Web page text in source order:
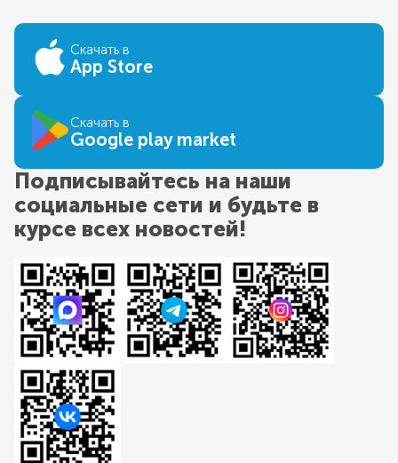
Скачать в
App Store
Скачать в
Google play market
Подписывайтесь на наши
социальные сети и будьте в
курсе всех новостей!